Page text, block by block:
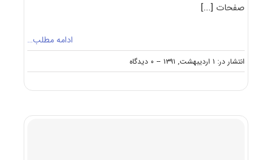
صفحات[...]
ادامه مطلب…
انتشار در: ۱ اردیبهشت, ۱۳۹۱ -- ۰ دیدگاه
on
معرفی